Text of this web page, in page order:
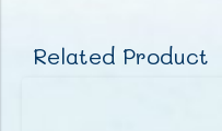
Related Product